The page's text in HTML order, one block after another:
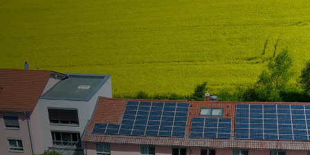
Tagespflege Günzerode